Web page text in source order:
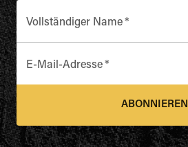
Vollständiger Name*
E-Mail-Adresse*
ABONNIEREN